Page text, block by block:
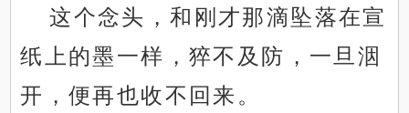
这个念头，和刚才那滴坠落在宣
纸上的墨一样，猝不及防，一旦洇
开，便再也收不回来。